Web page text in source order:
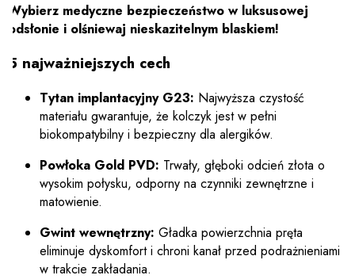
Wybierz medyczne bezpieczeństwo w luksusowej
odsłonie i olśniewaj nieskazitelnym blaskiem!
5 najważniejszych cech
Tytan implantacyjny G23: Najwyższa czystość
materiału gwarantuje, że kolczyk jest w pełni
biokompatybilny i bezpieczny dla alergików.
Powłoka Gold PVD: Trwały, głęboki odcień złota o
wysokim połysku, odporny na czynniki zewnętrzne i
matowienie.
Gwint wewnętrzny: Gładka powierzchnia pręta
eliminuje dyskomfort i chroni kanał przed podrażnieniami
w trakcie zakładania.